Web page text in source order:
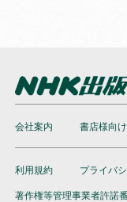
会社案内 書店様向
利用規約 プライバ
著作権等管理事業者許諾